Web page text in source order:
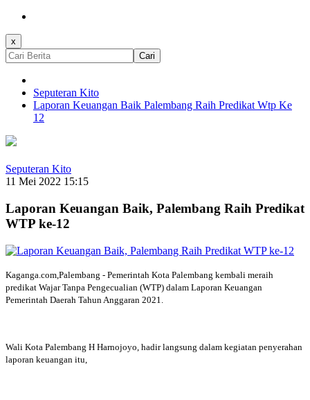
x
Cari
Seputeran Kito
Laporan Keuangan Baik Palembang Raih Predikat Wtp Ke
12
Seputeran Kito
11 Mei 2022 15:15
Laporan Keuangan Baik, Palembang Raih Predikat
WTP ke-12
Kaganga.com,Palembang - Pemerintah Kota Palembang kembali meraih
predikat Wajar Tanpa Pengecualian (WTP) dalam Laporan Keuangan
Pemerintah Daerah Tahun Anggaran 2021.
Wali Kota Palembang H Harnojoyo, hadir langsung dalam kegiatan penyerahan
laporan keuangan itu,